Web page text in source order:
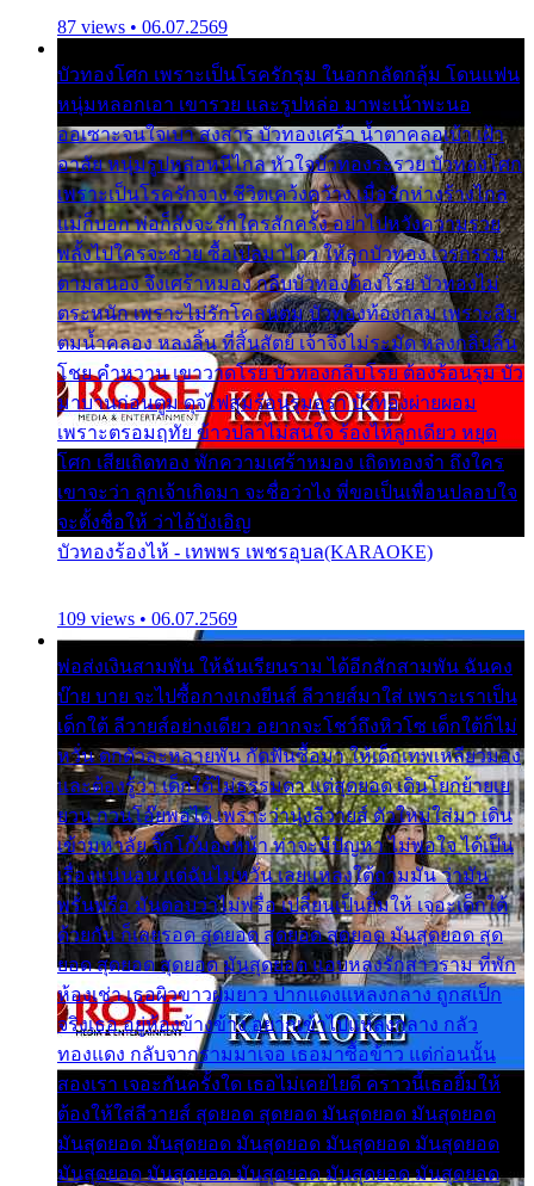
87 views • 06.07.2569
บัวทองโศก เพราะเป็นโรครักรุม ในอกกลัดกลุ้ม โดนแฟน
หนุ่มหลอกเอา เขารวย และรูปหล่อ มาพะเน้าพะนอ
ออเซาะจนใจเบา สงสาร บัวทองเศร้า น้ำตาคลอเบ้า เฝ้า
อาลัย หนุ่มรูปหล่อหนีไกล หัวใจบัวทองระรวย บัวทองโศก
เพราะเป็นโรครักจาง ชีวิตเคว้งคว้าง เมื่อรักห่างร้างไกล
แม่ก็บอก พ่อก็สั่งจะรักใครสักครั้ง อย่าไปหวังความรวย
พลั้งไปใครจะช่วย ซื้อเปลมาไกว ให้ลูกบัวทอง เวรกรรม
ตามสนอง จึงเศร้าหมอง กลีบบัวทองต้องโรย บัวทองไม่
ตระหนัก เพราะไม่รักโคลนตม บัวทองท้องกลม เพราะลืม
ตมน้ำคลอง หลงลิ้น ที่สิ้นสัตย์ เจ้าจึงไม่ระมัด หลงกลิ่นลิ้น
โชย คำหวาน เขาวาดโรย บัวทองกลีบโรย ต้องร้อนรุม บัว
มาบานก่อนตูม ดุจไฟสุมร้อนรุมอุรา บัวทองผ่ายผอม
เพราะตรอมฤทัย ข้าวปลาไม่สนใจ ร้องไห้ลูกเดียว หยุด
โศก เสียเถิดทอง พักความเศร้าหมอง เถิดทองจ๋า ถึงใคร
เขาจะว่า ลูกเจ้าเกิดมา จะชื่อว่าไง พี่ขอเป็นเพื่อนปลอบใจ
จะตั้งชื่อให้ ว่าไอ้บังเอิญ
บัวทองร้องไห้ - เทพพร เพชรอุบล(KARAOKE)
109 views • 06.07.2569
พ่อส่งเงินสามพัน ให้ฉันเรียนราม ได้อีกสักสามพัน ฉันคง
บ๊าย บาย จะไปซื้อกางเกงยีนส์ ลีวายส์มาใส่ เพราะเราเป็น
เด็กใต้ ลีวายส์อย่างเดียว อยากจะโชว์ถึงหิวโซ เด็กใต้ก็ไม่
หวั่น ตกตัวละหลายพัน กัดฟันซื้อมา ให้เด็กเทพเหลียวมอง
และต้องรู้ว่า เด็กใต้ไม่ธรรมดา แต่สุดยอด เดินโยกย้ายเย
ยวน กวนโอ๊ยพอได้ เพราะว่านุ่งลีวายส์ ตัวใหม่ใส่มา เดิน
เข้ามหาลัย จิ๊กโก๊มองหน้า ท่าจะมีปัญหา ไม่พอใจ ได้เป็น
เรื่องแน่นอน แต่ฉันไม่หวั่น เลยแหลงใต้ถามมัน ว่ามัน
พรั่นพรือ มันตอบว่าไม่พรื่อ เปลี่ยนเป็นยิ้มให้ เจอะเด็กใต้
ด้วยกัน ก็เลยรอด สุดยอด สุดยอด สุดยอด มันสุดยอด สุด
ยอด สุดยอด สุดยอด มันสุดยอด แอบหลงรักสาวราม ที่พัก
ห้องเช่า เธอผิวขาวผมยาว ปากแดงแหลงกลาง ถูกสเป็ก
จริงเธอ อยู่ห้องข้างข้าง อยากเข้าไปแหลงกลาง กลัว
ทองแดง กลับจากรามมาเจอ เธอมาซื้อข้าว แต่ก่อนนั้น
สองเรา เจอะกันครั้งใด เธอไม่เคยไยดี คราวนี้เธอยิ้มให้
ต้องให้ใส่ลีวายส์ สุดยอด สุดยอด มันสุดยอด มันสุดยอด
มันสุดยอด มันสุดยอด มันสุดยอด มันสุดยอด มันสุดยอด
มันสุดยอด มันสุดยอด มันสุดยอด มันสุดยอด มันสุดยอด